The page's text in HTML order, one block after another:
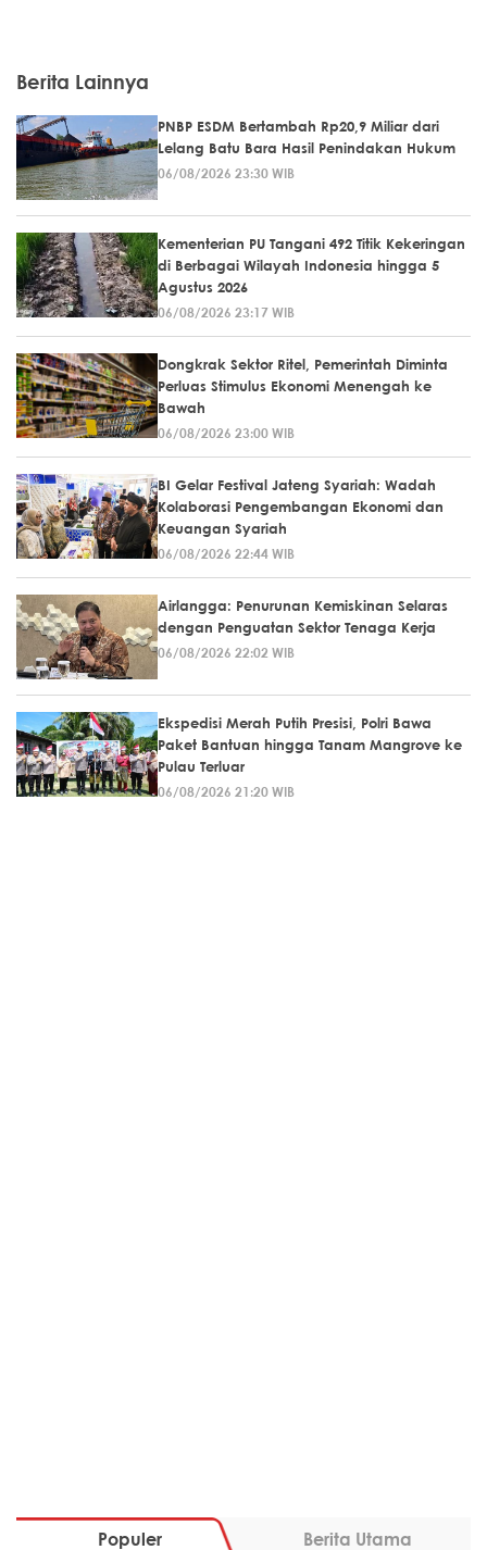
Berita Lainnya
PNBP ESDM Bertambah Rp20,9 Miliar dari
Lelang Batu Bara Hasil Penindakan Hukum
06/08/2026 23:30 WIB
Kementerian PU Tangani 492 Titik Kekeringan
di Berbagai Wilayah Indonesia hingga 5
Agustus 2026
06/08/2026 23:17 WIB
Dongkrak Sektor Ritel, Pemerintah Diminta
Perluas Stimulus Ekonomi Menengah ke
Bawah
06/08/2026 23:00 WIB
BI Gelar Festival Jateng Syariah: Wadah
Kolaborasi Pengembangan Ekonomi dan
Keuangan Syariah
06/08/2026 22:44 WIB
Airlangga: Penurunan Kemiskinan Selaras
dengan Penguatan Sektor Tenaga Kerja
06/08/2026 22:02 WIB
Ekspedisi Merah Putih Presisi, Polri Bawa
Paket Bantuan hingga Tanam Mangrove ke
Pulau Terluar
06/08/2026 21:20 WIB
Populer Berita Utama